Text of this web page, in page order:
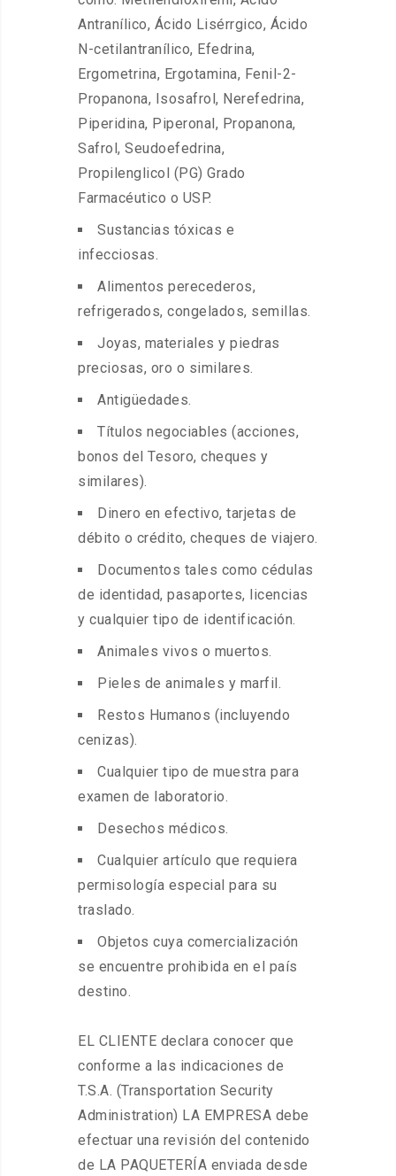
Antranílico, Ácido Lisérrgico, Ácido
N-cetilantranílico, Efedrina,
Ergometrina, Ergotamina, Fenil-2-
Propanona, Isosafrol, Nerefedrina,
Piperidina, Piperonal, Propanona,
Safrol, Seudoefedrina,
Propilenglicol (PG) Grado
Farmacéutico o USP.
Sustancias tóxicas e
infecciosas.
Alimentos perecederos,
refrigerados, congelados, semillas.
Joyas, materiales y piedras
preciosas, oro o similares.
Antigüedades.
Títulos negociables (acciones,
bonos del Tesoro, cheques y
similares).
Dinero en efectivo, tarjetas de
débito o crédito, cheques de viajero.
Documentos tales como cédulas
de identidad, pasaportes, licencias
y cualquier tipo de identificación.
Animales vivos o muertos.
Pieles de animales y marfil.
Restos Humanos (incluyendo
cenizas).
Cualquier tipo de muestra para
examen de laboratorio.
Desechos médicos.
Cualquier artículo que requiera
permisología especial para su
traslado.
Objetos cuya comercialización
se encuentre prohibida en el país
destino.
EL CLIENTE declara conocer que
conforme a las indicaciones de
T.S.A. (Transportation Security
Administration) LA EMPRESA debe
efectuar una revisión del contenido
de LA PAQUETERÍA enviada desde